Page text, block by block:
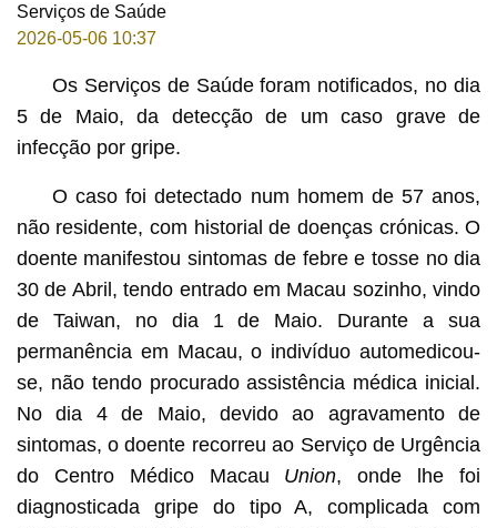
Serviços de Saúde
2026-05-06 10:37
Os Serviços de Saúde foram notificados, no dia
5 de Maio, da detecção de um caso grave de
infecção por gripe.
O caso foi detectado num homem de 57 anos,
não residente, com historial de doenças crónicas. O
doente manifestou sintomas de febre e tosse no dia
30 de Abril, tendo entrado em Macau sozinho, vindo
de Taiwan, no dia 1 de Maio. Durante a sua
permanência em Macau, o indivíduo automedicou-
se, não tendo procurado assistência médica inicial.
No dia 4 de Maio, devido ao agravamento de
sintomas, o doente recorreu ao Serviço de Urgência
do Centro Médico Macau Union, onde lhe foi
diagnosticada gripe do tipo A, complicada com